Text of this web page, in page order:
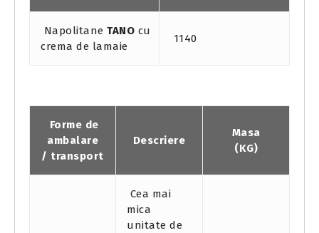
Napolitane TANO cu
crema de lamaie
1140
Forme de
ambalare
/ transport
Descriere
Masa
(KG)
Cea mai
mica
unitate de